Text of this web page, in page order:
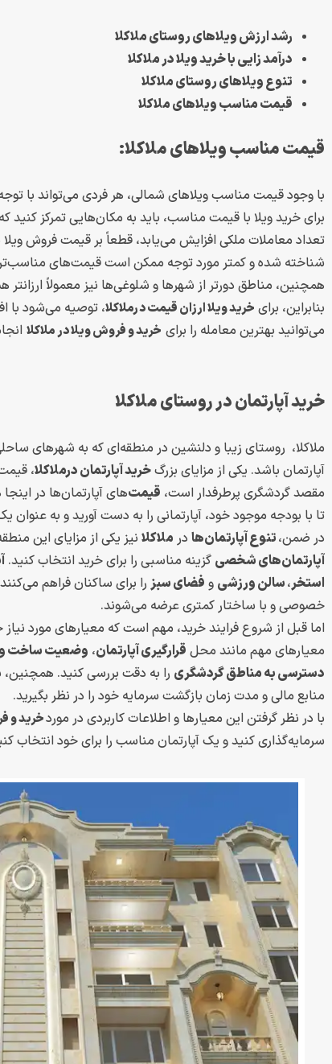
رشد ارزش ویلاهای روستای ملاکلا
درآمد زایی با خرید ویلا در ملاکلا
تنوع ویلاهای روستای ملاکلا
قیمت مناسب ویلاهای ملاکلا
قیمت مناسب ویلاهای ملاکلا:
با وجود قیمت مناسب ویلاهای شمالی، هر فردی می‌تواند با
برای خرید ویلا با قیمت مناسب، باید به مکان‌هایی تمرکز
تعداد معاملات ملکی افزایش می‌یابد، قطعاً بر قیمت فروش
شناخته شده و کمتر مورد توجه ممکن است قیمت‌های
همچنین، مناطق دورتر از شهرها و شلوغی‌ها نیز معمولاً ارزانتر
بنابراین، برای خرید ویلا ارزان قیمت درملاکلا، توصیه می‌شود با
می‌توانید بهترین معامله را برای خرید و فروش ویلا در ملاکلا
خرید آپارتمان در روستای ملاکلا
ملاکلا، روستای زیبا و دلنشین در منطقه‌ای که به شهرهای
آپارتمان باشد. یکی از مزایای بزرگخرید آپارتمان درملاکلا،
مقصد گردشگری پرطرفدار است، قیمت‌های آپارتمان‌ها در
تا با بودجه موجود خود، آپارتمانی را به دست آورید و به عنوان
در ضمن،تنوع آپارتمان‌هادر ملاکلانیز یکی از مزایای این
آپارتمان‌های شخصی گزینه مناسبی را برای خرید انتخاب کنید.
استخر،سالن ورزشی و فضای سبزرا برای ساکنان فراهم
خصوصی و با ساختار کمتری عرضه می‌شوند.
اما قبل از شروع فرایند خرید، مهم است که معیارهای مورد نیاز
معیارهای مهم مانند محل قرارگیری آپارتمان، وضعیت ساخت و
دسترسی به مناطق گردشگری را به دقت بررسی کنید. همچنین،
منابع مالی و مدت زمان بازگشت سرمایه خود را در نظر بگیرید.
با در نظر گرفتن این معیارها و اطلاعات کاربردی در موردخرید و
سرمایه‌گذاری کنید و یک آپارتمان مناسب را برای خود انتخاب